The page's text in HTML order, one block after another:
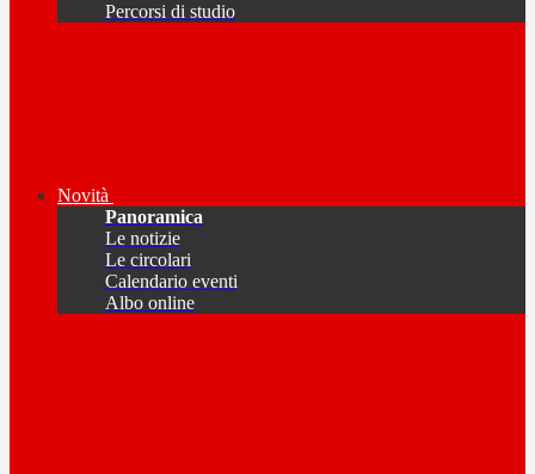
Percorsi di studio
Novità
Panoramica
Le notizie
Le circolari
Calendario eventi
Albo online